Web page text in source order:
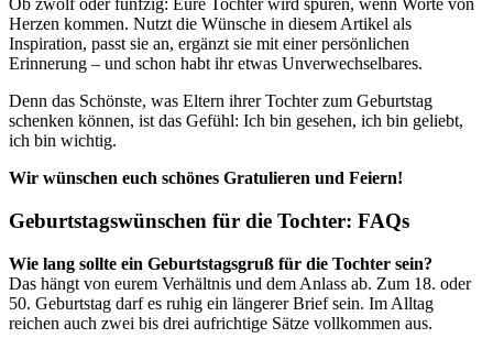
Ob zwölf oder fünfzig: Eure Tochter wird spüren, wenn Worte von
Herzen kommen. Nutzt die Wünsche in diesem Artikel als
Inspiration, passt sie an, ergänzt sie mit einer persönlichen
Erinnerung – und schon habt ihr etwas Unverwechselbares.
Denn das Schönste, was Eltern ihrer Tochter zum Geburtstag
schenken können, ist das Gefühl: Ich bin gesehen, ich bin geliebt,
ich bin wichtig.
Wir wünschen euch schönes Gratulieren und Feiern!
Geburtstagswünschen für die Tochter: FAQs
Wie lang sollte ein Geburtstagsgruß für die Tochter sein?
Das hängt von eurem Verhältnis und dem Anlass ab. Zum 18. oder
50. Geburtstag darf es ruhig ein längerer Brief sein. Im Alltag
reichen auch zwei bis drei aufrichtige Sätze vollkommen aus.